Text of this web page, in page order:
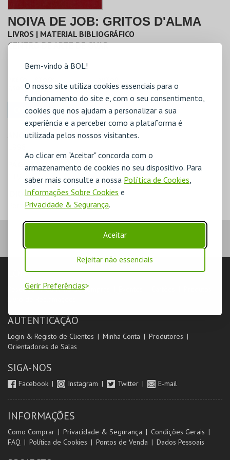
Bem-vindo à BOL!
O nosso site utiliza cookies essenciais para o
funcionamento do site e, com o seu consentimento,
cookies que nos ajudam a personalizar a sua
experiência e a perceber como a plataforma é
utilizada pelos nossos visitantes.
Ao clicar em "Aceitar" concorda com o
armazenamento de cookies no seu dispositivo. Para
saber mais consulte a nossa Política de Cookies
Informações Sobre Cookies e
Privacidade & Segurança.
Aceitar
Rejeitar não essenciais
Gerir Preferências
NOIVA DE JOB: GRITOS D'ALMA
LIVROS | MATERIAL BIBLIOGRÁFICO
CENTRO DE ARTE DE OVAR
COM STOCK
MARIA D'ÁVILA
COMPRAR
ANO EDIÇÃO/ REIMPRESSÃO
PÁGINAS
IDIOMA
Português
LOJA
Pesquisar Carrinho de compras
Livro de Reclamações
AUTENTICAÇÃO
Login & Registo de Clientes Minha Conta
Produtores
Orientadores de Salas
SIGA-NOS
Facebook Instagram Twitter E-mail
INFORMAÇÕES
Como Comprar Privacidade & Segurança
Condições Gerais
FAQ
Política de Cookies Pontos de Venda Dados Pessoais